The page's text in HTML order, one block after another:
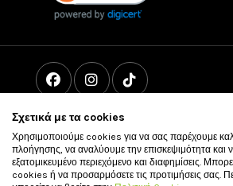
Σχετικά με τα cookies
Χρησιμοποιούμε cookies για να σας παρέχουμε
πλοήγησης, να αναλύουμε την επισκεψιμότητα και
εξατομικευμένο περιεχόμενο και διαφημίσεις.
cookies ή να προσαρμόσετε τις προτιμήσεις σας.